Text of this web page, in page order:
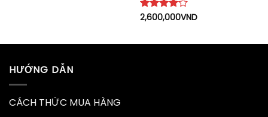
Được
2,600,000VND
HƯỚNG DẪN
CÁCH THỨC MUA HÀNG